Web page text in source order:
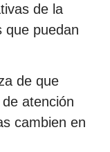
de la
que puedan
de que
atención
cambien en